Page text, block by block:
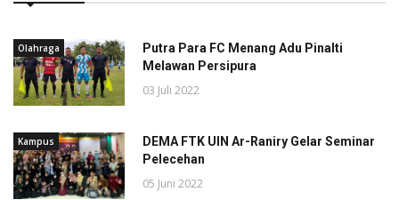
Olahraga
Putra Para FC Menang Adu Pinalti
Melawan Persipura
03 Juli 2022
Kampus
DEMA FTK UIN Ar-Raniry Gelar Seminar
Pelecehan
05 Juni 2022